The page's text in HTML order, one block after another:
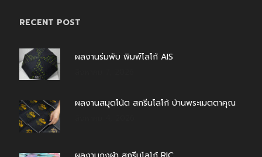
RECENT POST
ผลงานร่มพับ พิมพ์โลโก้ AIS
ผลงานสมุดโน้ต สกรีนโลโก้ บ้านพระเมตตาคุณ